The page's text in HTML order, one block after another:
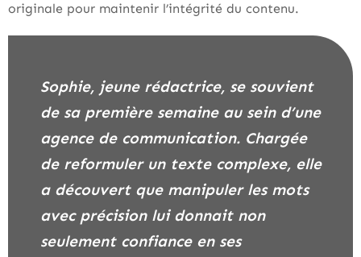
originale pour maintenir l’intégrité du contenu.
Sophie, jeune rédactrice, se souvient
de sa première semaine au sein d’une
agence de communication. Chargée
de reformuler un texte complexe, elle
a découvert que manipuler les mots
avec précision lui donnait non
seulement confiance en ses